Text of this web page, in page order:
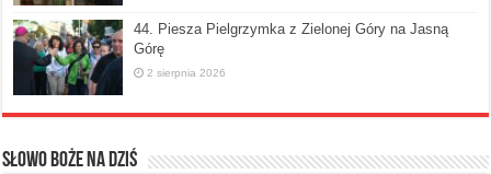
44. Piesza Pielgrzymka z Zielonej Góry na Jasną
Górę
2 sierpnia 2026
Słowo Boże na dziś